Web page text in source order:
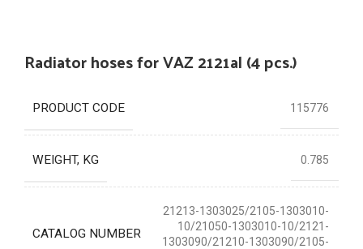
Radiator hoses for VAZ 2121al (4 pcs.)
PRODUCT CODE 115776
WEIGHT, KG 0.785
CATALOG NUMBER
21213-1303025/2105-1303010-
10/21050-1303010-10/2121-
1303090/21210-1303090/2105-